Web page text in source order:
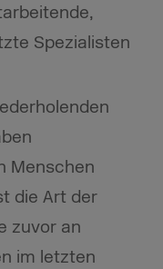
Spezialisten
Menschen
die Art der
zuvor an
im letzten